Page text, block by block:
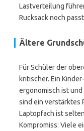
Lastverteilung
Rucksack noch
Ältere
Für Schüler der
kritischer. Ein
ergonomisch ist
sind ein verstärktes
Laptopfach ist
Kompromiss: Viele